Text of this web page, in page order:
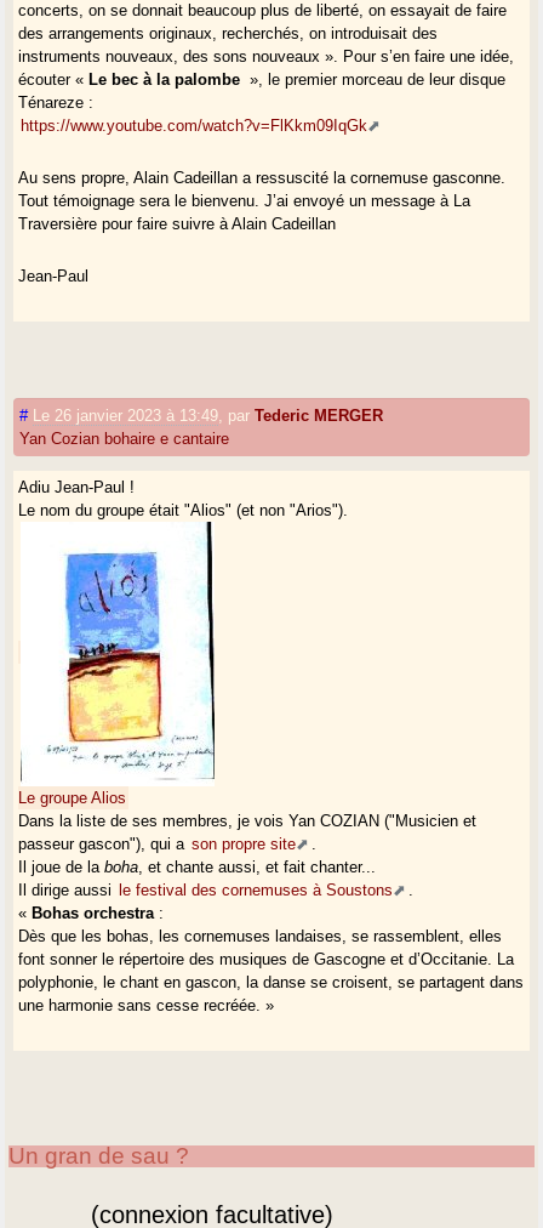
concerts, on se donnait beaucoup plus de liberté, on essayait de faire
des arrangements originaux, recherchés, on introduisait des
instruments nouveaux, des sons nouveaux ». Pour s’en faire une idée,
écouter « Le bec à la palombe », le premier morceau de leur disque
Ténareze :
https://www.youtube.com/watch?v=FlKkm09IqGk
Au sens propre, Alain Cadeillan a ressuscité la cornemuse gasconne.
Tout témoignage sera le bienvenu. J’ai envoyé un message à La
Traversière pour faire suivre à Alain Cadeillan
Jean-Paul
# Le 26 janvier 2023 à 13:49 parTederic MERGER
Yan Cozian bohaire e cantaire
Adiu Jean-Paul !
Le nom du groupe était "Alios" (et non "Arios").
Le groupe Alios
Dans la liste de ses membres, je vois Yan COZIAN ("Musicien et
passeur gascon"), qui a son propre site
Il joue de laboha , et chante aussi, et fait chanter...
Il dirige aussi
le festival des cornemuses à Soustons
« Bohas orchestra :
Dès que les bohas, les cornemuses landaises, se rassemblent, elles
font sonner le répertoire des musiques de Gascogne et d’Occitanie. La
polyphonie, le chant en gascon, la danse se croisent, se partagent dans
une harmonie sans cesse recréée. »
Un gran de sau ?
(connexion facultative)